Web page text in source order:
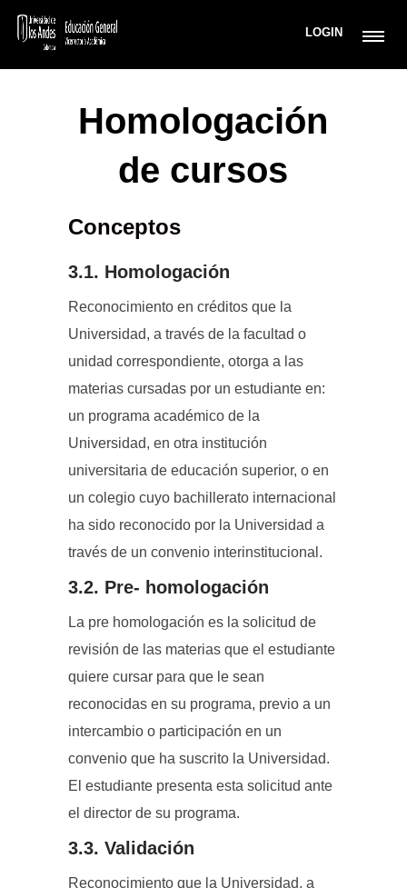
LOGIN
Homologación
de cursos
Conceptos
3.1. Homologación
Reconocimiento en créditos que la
Universidad, a través de la facultad o
unidad correspondiente, otorga a las
materias cursadas por un estudiante en:
un programa académico de la
Universidad, en otra institución
universitaria de educación superior, o en
un colegio cuyo bachillerato internacional
ha sido reconocido por la Universidad a
través de un convenio interinstitucional.
3.2. Pre- homologación
La pre homologación es la solicitud de
revisión de las materias que el estudiante
quiere cursar para que le sean
reconocidas en su programa, previo a un
intercambio o participación en un
convenio que ha suscrito la Universidad.
El estudiante presenta esta solicitud ante
el director de su programa.
3.3. Validación
Reconocimiento que la Universidad, a